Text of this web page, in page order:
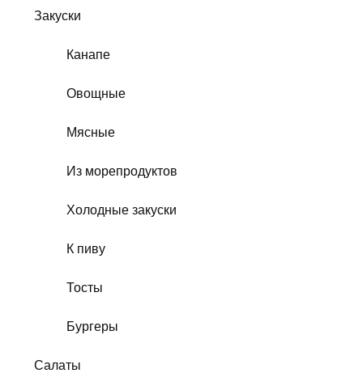
Закуски
Канапе
Овощные
Мясные
Из морепродуктов
Холодные закуски
К пиву
Тосты
Бургеры
Салаты